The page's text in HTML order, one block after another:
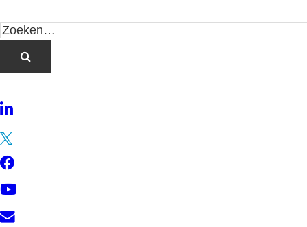
LinkedIn
YouTube
Contact